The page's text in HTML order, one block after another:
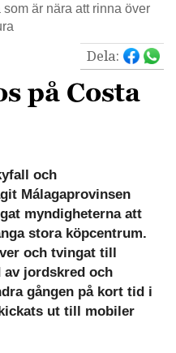
är nära att rinna över
Dela:
på Costa
och
Málagaprovinsen
myndigheterna att
stora köpcentrum.
och tvingat till
av jordskred och
gången på kort tid i
ut till mobiler